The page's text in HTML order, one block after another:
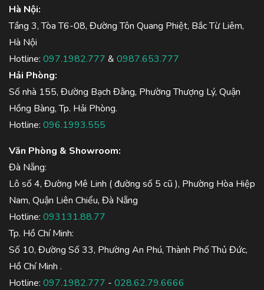
Hà Nội:
Tầng 3, Tòa T6-08, Đường Tôn Quang Phiệt, Bắc Từ Liêm,
Hà Nội
Hotline: 097.1982.777 & 0987.653.777
Hải Phòng:
Số nhà 155, Đường Bạch Đằng, Phường Thượng Lý, Quận
Hồng Bàng, Tp. Hải Phòng.
Hotline: 096.1993.555
Văn Phòng & Showroom:
Đà Nẵng:
Lô số 4, Đường Mê Linh ( đường số 5 cũ ), Phường Hòa Hiệp
Nam, Quận Liên Chiểu, Đà Nẵng
Hotline: 093131.88.77
Tp. Hồ Chí Minh:
Số 10, Đường Số 33, Phường An Phú, Thành Phố Thủ Đức,
Hồ Chí Minh .
Hotline: 097.1982.777 - 028.62.79.6666